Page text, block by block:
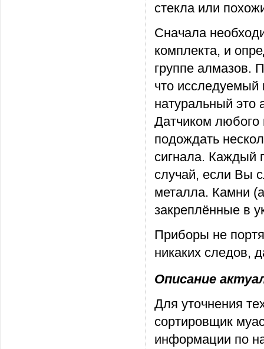
стекла или
Сначала
комплекта, и
группе алмазов.
что исследуемый
натуральный это
Датчиком любого
подождать
сигнала. Каждый
случай, если Вы
металла. Камни
закреплённые в
Приборы не
никаких следов,
Описание
Для уточнения
сортировщик
информации по